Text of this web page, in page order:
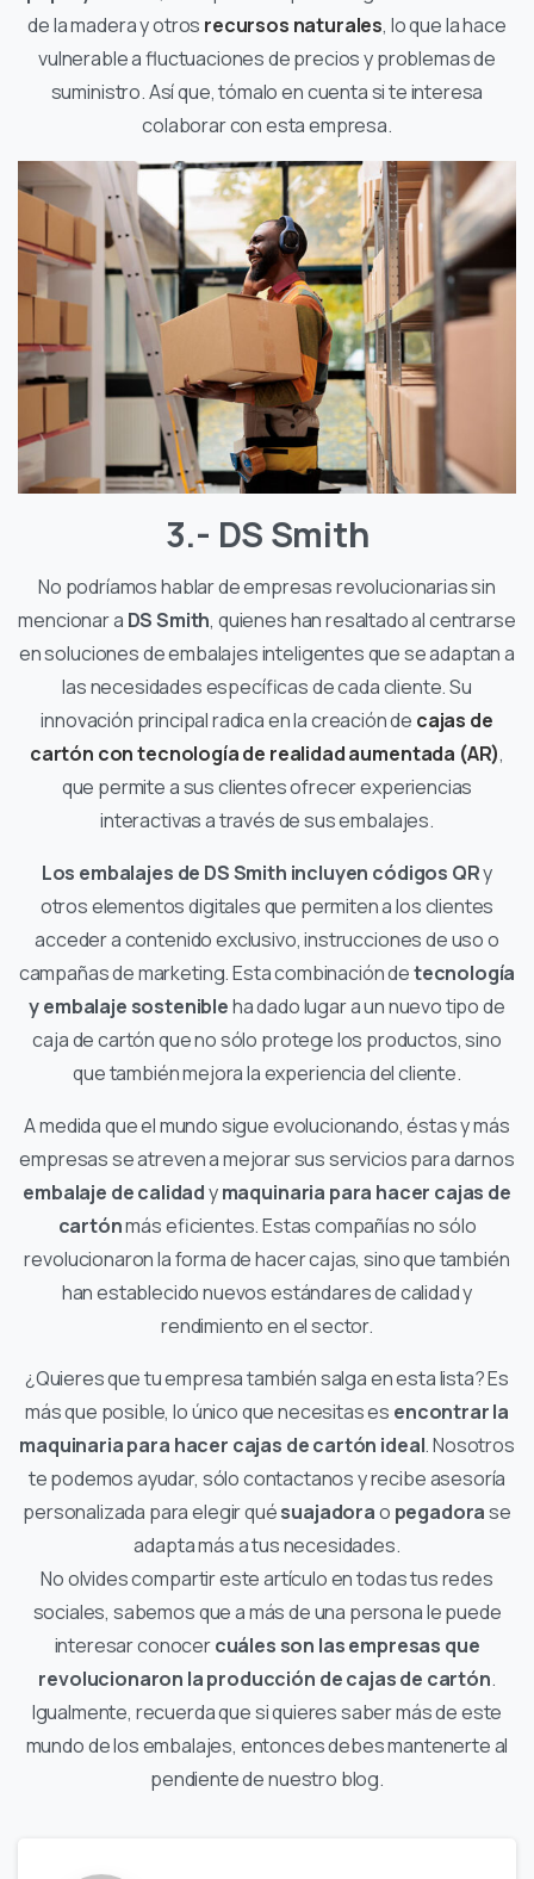
de la madera y otros recursos naturales, lo que la hace
vulnerable a fluctuaciones de precios y problemas de
suministro. Así que, tómalo en cuenta si te interesa
colaborar con esta empresa.
3.- DS Smith
No podríamos hablar de empresas revolucionarias sin
mencionar a DS Smith, quienes han resaltado al centrarse
en soluciones de embalajes inteligentes que se adaptan a
las necesidades específicas de cada cliente. Su
innovación principal radica en la creación de cajas de
cartón con tecnología de realidad aumentada (AR),
que permite a sus clientes ofrecer experiencias
interactivas a través de sus embalajes.
Los embalajes de DS Smith incluyen códigos QRy
otros elementos digitales que permiten a los clientes
acceder a contenido exclusivo, instrucciones de uso o
campañas de marketing. Esta combinación detecnología
y embalaje sostenibleha dado lugar a un nuevo tipo de
caja de cartón que no sólo protege los productos, sino
que también mejora la experiencia del cliente.
A medida que el mundo sigue evolucionando, éstas y más
empresas se atreven a mejorar sus servicios para darnos
embalaje de calidadymaquinaria para hacer cajas de
cartónmás eficientes. Estas compañías no sólo
revolucionaron la forma de hacer cajas, sino que también
han establecido nuevos estándares de calidad y
rendimiento en el sector.
¿Quieres que tu empresa también salga en esta lista? Es
más que posible, lo único que necesitas es encontrar la
maquinaria para hacer cajas de cartón ideal. Nosotros
te podemos ayudar, sólo contactanos y recibe asesoría
personalizada para elegir quésuajadorao pegadorase
adapta más a tus necesidades.
No olvides compartir este artículo en todas tus redes
sociales, sabemos que a más de una persona le puede
interesar conocercuáles son las empresas que
revolucionaron la producción de cajas de cartón.
Igualmente, recuerda que si quieres saber más de este
mundo de los embalajes, entonces debes mantenerte al
pendiente de nuestro blog.